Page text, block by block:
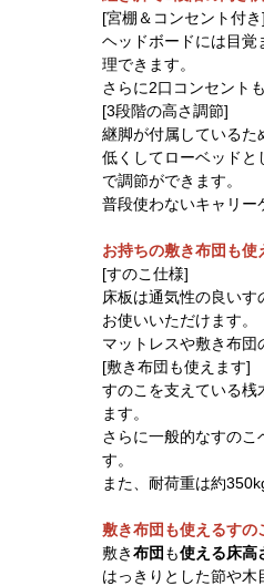
[宮棚＆コンセント付き]
ヘッドボードには目覚
理できます。
さらに2口コンセント
[3段階の高さ調節]
継脚が付属しているた
低くしてローベッドと
で調節ができます。
普段使わないキャリー
お持ちの敷き布団も使
[すのこ仕様]
床板は通気性の良い
お使いいただけます。
マットレスや敷き布団
[敷き布団も使えます]
すのこを支えている桟
ます。
さらに一般的なすのこ
す。
また、耐荷重は約
敷き布団も使えるすの
敷き布団 も使える床高
はっきりとした節や木